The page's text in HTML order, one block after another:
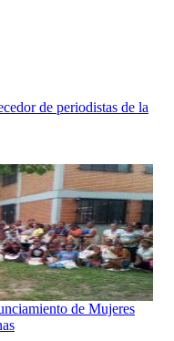
de periodistas de la
de Mujeres